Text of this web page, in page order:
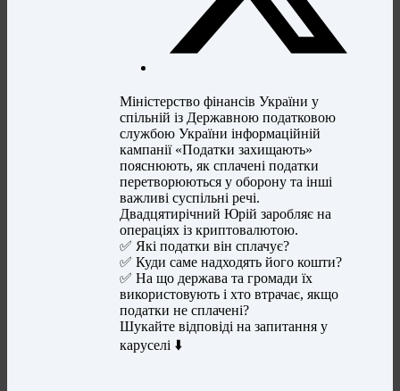
Міністерство фінансів України у
спільній із Державною податковою
службою України інформаційній
кампанії «Податки захищають»
пояснюють, як сплачені податки
перетворюються у оборону та інші
важливі суспільні речі.
Двадцятирічний Юрій заробляє на
операціях із криптовалютою.
✅ Які податки він сплачує?
✅ Куди саме надходять його кошти?
✅ На що держава та громади їх
використовують і хто втрачає, якщо
податки не сплачені?
Шукайте відповіді на запитання у
каруселі ⬇️